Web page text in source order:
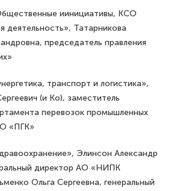
иинициативы, КСО
деятельность», Татарникова
председатель правления
транспорт и логистика»,
(и Ко), заместитель
перевозок промышленных
«ПГК»
Элинсон Александр
директор АО «НИПК
Ольга Сергеевна, генеральный